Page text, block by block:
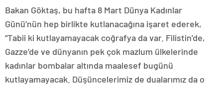
Bakan Göktaş, bu hafta 8 Mart Dünya Kadınlar
Günü’nün hep birlikte kutlanacağına işaret ederek,
“Tabii ki kutlayamayacak coğrafya da var. Filistin’de,
Gazze’de ve dünyanın pek çok mazlum ülkelerinde
kadınlar bombalar altında maalesef bugünü
kutlayamayacak. Düşüncelerimiz de dualarımız da o